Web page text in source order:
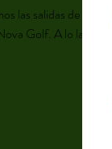
las salidas de la
Golf. A lo largo